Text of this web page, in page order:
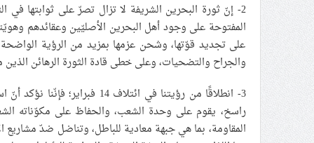
2- إنّ ثورة البحرين الشريفة لا تزال تصرّ على ثوابتها في
المفتوحة على وجود أهل البحرين الأصليّين وعقائدهم
على تجديد قوّتها، وشحن عزمها بمزيد من الرؤية الواضحة
والجراح والتضحيات، وعلى خطى قادة الثورة الرهائن الذين
3- انطلاقًا من رؤيتنا في
راسخ، يقوم على وحدة الشعب، والحفاظ على مكوّناته
المقاومة، بما هي جبهة معادية للباطل، وتناضل ضدّ مشاريع